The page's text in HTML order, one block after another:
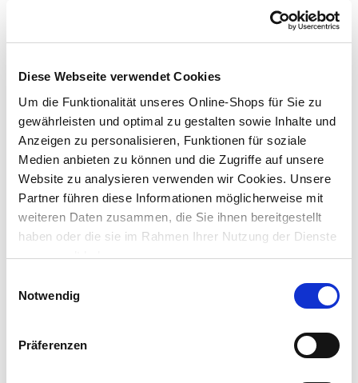
Diese Webseite verwendet Cookies
Um die Funktionalität unseres Online-Shops für Sie zu
gewährleisten und optimal zu gestalten sowie Inhalte und
Anzeigen zu personalisieren, Funktionen für soziale
Medien anbieten zu können und die Zugriffe auf unsere
Website zu analysieren verwenden wir Cookies. Unsere
Partner führen diese Informationen möglicherweise mit
weiteren Daten zusammen, die Sie ihnen bereitgestellt
haben oder die sie im Rahmen Ihrer Nutzung der Dienste
gesammelt haben.
Notwendig
Präferenzen
Preis reduziert von
UVP 7,99 € auf
3,49 €*
Menge
Welle Achse 128x20x75mm Schubkarrenrad